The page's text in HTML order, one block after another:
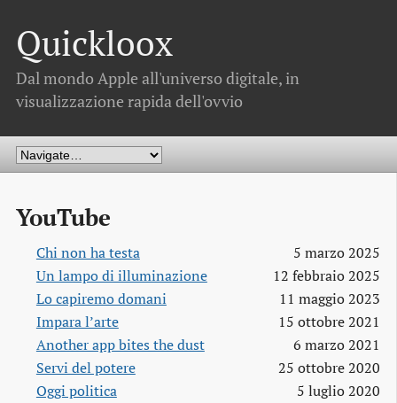
Quickloox
Dal mondo Apple all'universo digitale, in
visualizzazione rapida dell'ovvio
YouTube
Chi non ha testa
5 marzo 2025
Un lampo di illuminazione
12 febbraio 2025
Lo capiremo domani
11 maggio 2023
Impara l’arte
15 ottobre 2021
Another app bites the dust
6 marzo 2021
Servi del potere
25 ottobre 2020
Oggi politica
5 luglio 2020